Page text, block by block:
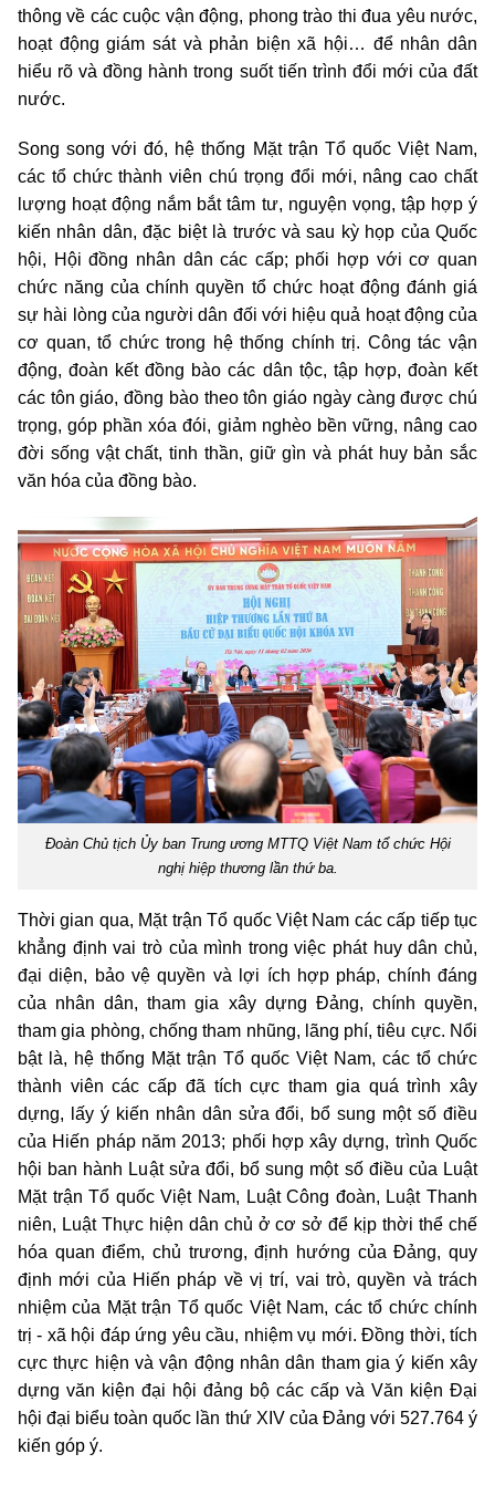
thông về các cuộc vận động, phong trào thi đua yêu nước,
hoạt động giám sát và phản biện xã hội… để nhân dân
hiểu rõ và đồng hành trong suốt tiến trình đổi mới của đất
nước.
Song song với đó, hệ thống Mặt trận Tổ quốc Việt Nam,
các tổ chức thành viên chú trọng đổi mới, nâng cao chất
lượng hoạt động nắm bắt tâm tư, nguyện vọng, tập hợp ý
kiến nhân dân, đặc biệt là trước và sau kỳ họp của Quốc
hội, Hội đồng nhân dân các cấp; phối hợp với cơ quan
chức năng của chính quyền tổ chức hoạt động đánh giá
sự hài lòng của người dân đối với hiệu quả hoạt động của
cơ quan, tổ chức trong hệ thống chính trị. Công tác vận
động, đoàn kết đồng bào các dân tộc, tập hợp, đoàn kết
các tôn giáo, đồng bào theo tôn giáo ngày càng được chú
trọng, góp phần xóa đói, giảm nghèo bền vững, nâng cao
đời sống vật chất, tinh thần, giữ gìn và phát huy bản sắc
văn hóa của đồng bào.
Đoàn Chủ tịch Ủy ban Trung ương MTTQ Việt Nam tổ chức Hội
nghị hiệp thương lần thứ ba.
Thời gian qua, Mặt trận Tổ quốc Việt Nam các cấp tiếp tục
khẳng định vai trò của mình trong việc phát huy dân chủ,
đại diện, bảo vệ quyền và lợi ích hợp pháp, chính đáng
của nhân dân, tham gia xây dựng Đảng, chính quyền,
tham gia phòng, chống tham nhũng, lãng phí, tiêu cực. Nổi
bật là, hệ thống Mặt trận Tổ quốc Việt Nam, các tổ chức
thành viên các cấp đã tích cực tham gia quá trình xây
dựng, lấy ý kiến nhân dân sửa đổi, bổ sung một số điều
của Hiến pháp năm 2013; phối hợp xây dựng, trình Quốc
hội ban hành Luật sửa đổi, bổ sung một số điều của Luật
Mặt trận Tổ quốc Việt Nam, Luật Công đoàn, Luật Thanh
niên, Luật Thực hiện dân chủ ở cơ sở để kịp thời thể chế
hóa quan điểm, chủ trương, định hướng của Đảng, quy
định mới của Hiến pháp về vị trí, vai trò, quyền và trách
nhiệm của Mặt trận Tổ quốc Việt Nam, các tổ chức chính
trị - xã hội đáp ứng yêu cầu, nhiệm vụ mới. Đồng thời, tích
cực thực hiện và vận động nhân dân tham gia ý kiến xây
dựng văn kiện đại hội đảng bộ các cấp và Văn kiện Đại
hội đại biểu toàn quốc lần thứ XIV của Đảng với 527.764 ý
kiến góp ý.